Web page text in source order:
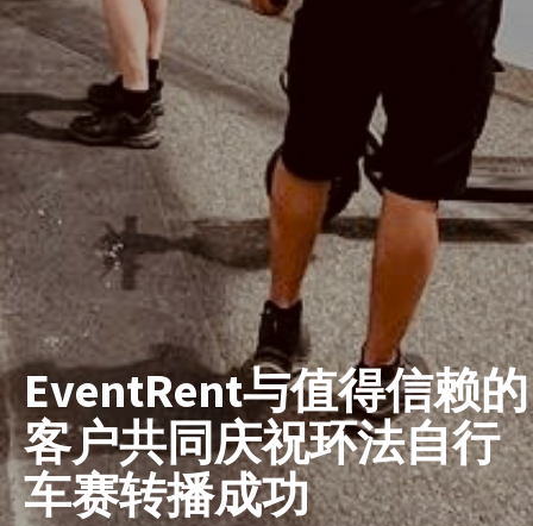
EventRent与值得信赖的
客户共同庆祝环法自行
车赛转播成功